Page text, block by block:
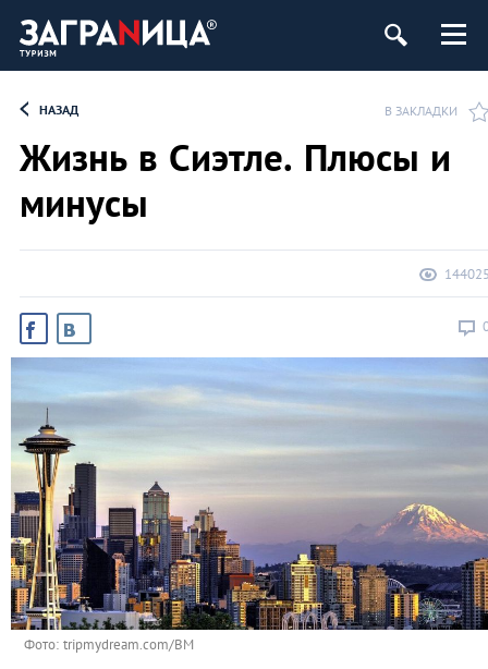
НАЗАД В ЗАКЛАДКИ
Жизнь в Сиэтле. Плюсы и
минусы
Фото: tripmydream.com/BM